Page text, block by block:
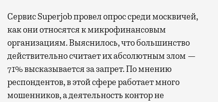
Сервис Superjob провел опрос среди москвичей,
как они относятся к микрофинансовым
организациям. Выяснилось, что большинство
действительно считает их абсолютным злом —
71% высказывается за запрет. По мнению
респондентов, в этой сфере работает много
мошенников, а деятельность контор не